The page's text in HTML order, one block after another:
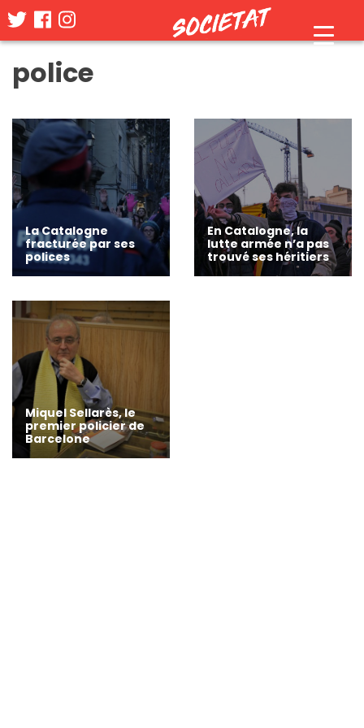
police
La Catalogne
fracturée par ses
polices
En Catalogne, la
lutte armée n’a pas
trouvé ses héritiers
Miquel Sellarès, le
premier policier de
Barcelone